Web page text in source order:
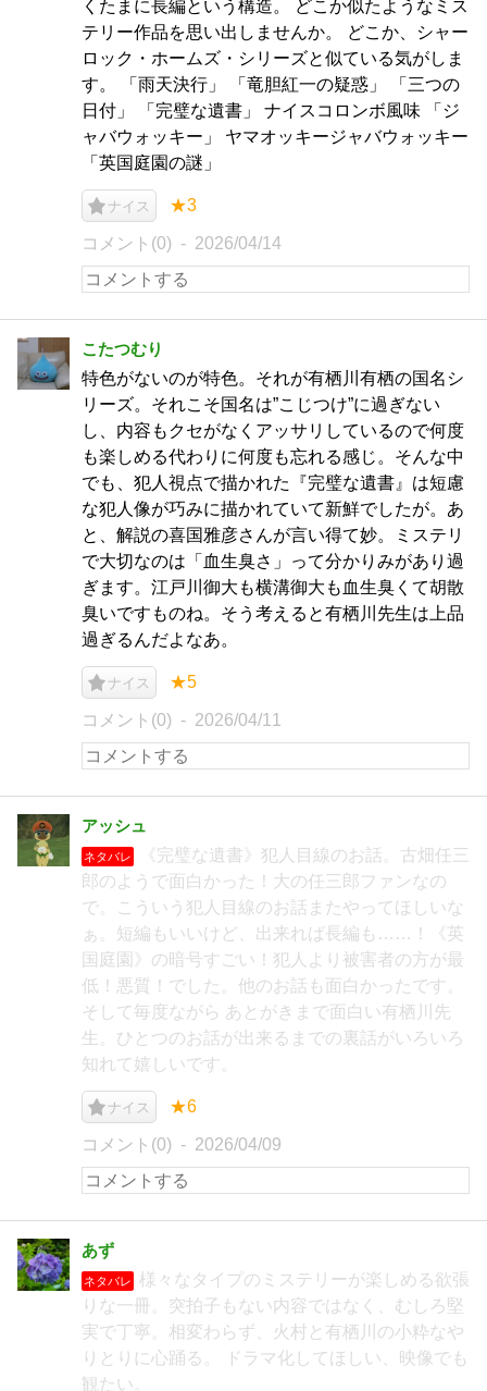
くたまに長編という構造。 どこか似たようなミス
テリー作品を思い出しませんか。 どこか、シャー
ロック・ホームズ・シリーズと似ている気がしま
す。 「雨天決行」 「竜胆紅一の疑惑」 「三つの
日付」 「完璧な遺書」 ナイスコロンボ風味 「ジ
ャバウォッキー」 ヤマオッキージャバウォッキー
「英国庭園の謎」
ナイス ★3
コメント(0) 2026/04/14
こたつむり
特色がないのが特色。それが有栖川有栖の国名シ
リーズ。それこそ国名は”こじつけ”に過ぎない
し、内容もクセがなくアッサリしているので何度
も楽しめる代わりに何度も忘れる感じ。そんな中
でも、犯人視点で描かれた『完璧な遺書』は短慮
な犯人像が巧みに描かれていて新鮮でしたが。あ
と、解説の喜国雅彦さんが言い得て妙。ミステリ
で大切なのは「血生臭さ」って分かりみがあり過
ぎます。江戸川御大も横溝御大も血生臭くて胡散
臭いですものね。そう考えると有栖川先生は上品
過ぎるんだよなあ。
ナイス ★5
コメント(0) 2026/04/11
アッシュ
ネタバレ
《完璧な遺書》犯人目線のお話。古畑任三
郎のようで面白かった！大の任三郎ファンなの
で。こういう犯人目線のお話またやってほしいな
ぁ。短編もいいけど、出来れば長編も……！《英
国庭園》の暗号すごい！犯人より被害者の方が最
低！悪質！でした。他のお話も面白かったです。
そして毎度ながら あとがきまで面白い有栖川先
生。ひとつのお話が出来るまでの裏話がいろいろ
知れて嬉しいです。
ナイス ★6
コメント(0) 2026/04/09
あず
ネタバレ
様々なタイプのミステリーが楽しめる欲張
りな一冊。突拍子もない内容ではなく、むしろ堅
実で丁寧。相変わらず、火村と有栖川の小粋なや
りとりに心踊る。 ドラマ化してほしい、映像でも
観たい。